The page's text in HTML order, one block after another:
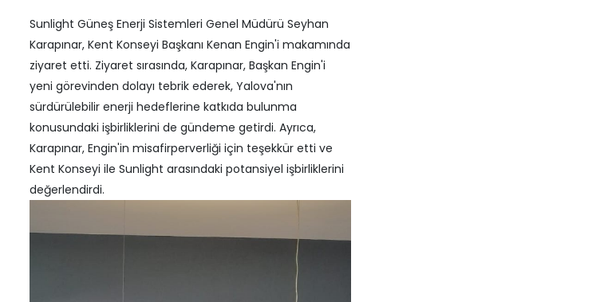
Sunlight Güneş Enerji Sistemleri Genel Müdürü Seyhan
Karapınar, Kent Konseyi Başkanı Kenan Engin'i makamında
ziyaret etti. Ziyaret sırasında, Karapınar, Başkan Engin'i
yeni görevinden dolayı tebrik ederek, Yalova'nın
sürdürülebilir enerji hedeflerine katkıda bulunma
konusundaki işbirliklerini de gündeme getirdi. Ayrıca,
Karapınar, Engin'in misafirperverliği için teşekkür etti ve
Kent Konseyi ile Sunlight arasındaki potansiyel işbirliklerini
değerlendirdi.